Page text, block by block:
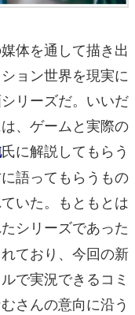
体を通して描き出
ョン世界を現実に
リーズだ。いいだ
、ゲームと実際の
氏に解説してもらう
語ってもらうもの
いた。もともとは
シリーズであった
ており、今回の新
で実況できるコミ
さんの意向に沿う